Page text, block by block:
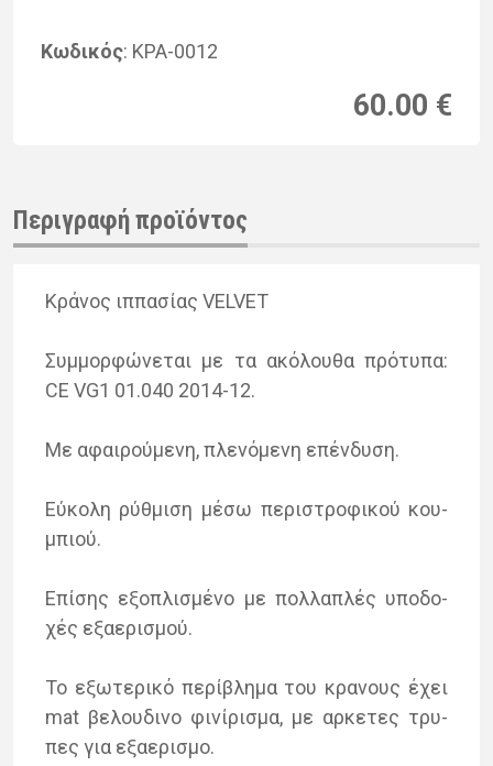
Κωδικός: ΚΡΑ-0012
60.00 €
Περιγραφή προϊόντος
Κρά­νος ιπ­πα­σί­ας VELVET
Συμ­μορ­φώ­νε­ται με τα ακό­λου­θα πρό­τυ­πα:
CE VG1 01.040 2014-12.
Με αφαι­ρού­με­νη, πλε­νό­με­νη επέν­δυ­ση.
Εύκο­λη ρύθ­μι­ση μέσω πε­ρι­στρο­φι­κού κου­
μπιού.
Επί­σης εξο­πλι­σμέ­νο με πολ­λα­πλές υπο­δο­
χές εξα­ε­ρι­σμού.
Το εξω­τε­ρι­κό πε­ρί­βλη­μα του κρα­νους έχει
mat βε­λου­δι­νο φι­νί­ρι­σμα, με αρ­κε­τες τρυ­
πες για εξα­ε­ρι­σμο.